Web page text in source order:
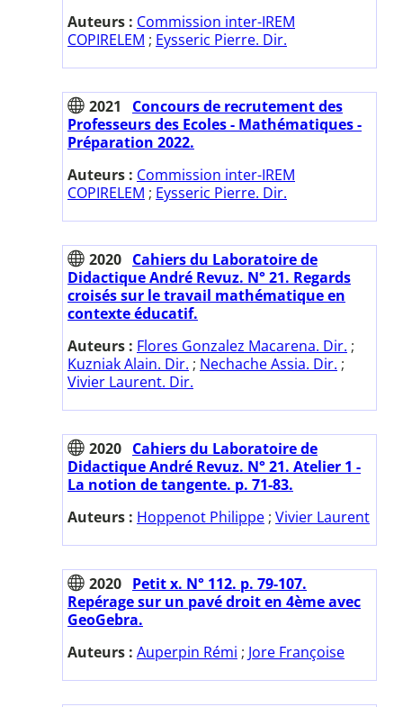
Auteurs : Commission inter-IREM
COPIRELEM ; Eysseric Pierre. Dir.
2021
Concours de recrutement des
Professeurs des Ecoles - Mathématiques -
Préparation 2022.
Auteurs : Commission inter-IREM
COPIRELEM ; Eysseric Pierre. Dir.
2020 Cahiers du Laboratoire de
Didactique André Revuz. N° 21. Regards
croisés sur le travail mathématique en
contexte éducatif.
Auteurs : Flores Gonzalez Macarena. Dir. ;
Kuzniak Alain. Dir. ; Nechache Assia. Dir. ;
Vivier Laurent. Dir.
2020 Cahiers du Laboratoire de
Didactique André Revuz. N° 21. Atelier 1 -
La notion de tangente. p. 71-83.
Auteurs : Hoppenot Philippe ; Vivier Laurent
2020 Petit x. N° 112. p. 79-107.
Repérage sur un pavé droit en 4ème avec
GeoGebra.
Auteurs : Auperpin Rémi ; Jore Françoise